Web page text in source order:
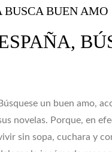
BUSCA BUEN AMO
un buen amo,
novelas. Porque, en
sin sopa, cuchara y